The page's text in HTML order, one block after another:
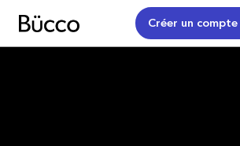
Créer un